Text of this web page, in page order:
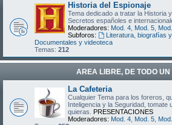
Historia del Espionaje
Tema dedicado a tratar la Historia
Secretos españoles e
Moderadores: Mod. 4 Mod. 5
Subforos:
Literatura, biografías
Documentales y videoteca
Temas: 212
AREA LIBRE, DE TODO UN
La Cafeteria
Cualquier Tema para los foreros,
Inteligencia y la Seguridad, tomate
quieras. PRESENTACIONES
Moderadores: Mod. 4 Mod. 5